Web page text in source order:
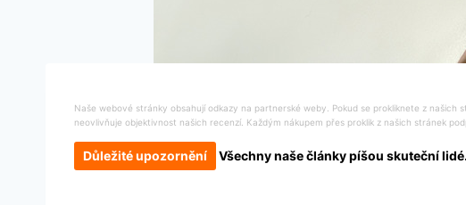
Naše webové stránky obsahují odkazy na partnerské weby. Pokud se prokliknete z
neovlivňuje objektivnost našich recenzí. Každým nákupem přes proklik z našich stránek
Důležité upozornění Všechny naše články píšou skuteční